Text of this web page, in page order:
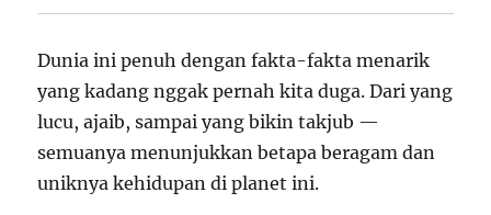
Dunia ini penuh dengan fakta-fakta menarik
yang kadang nggak pernah kita duga. Dari yang
lucu, ajaib, sampai yang bikin takjub —
semuanya menunjukkan betapa beragam dan
uniknya kehidupan di planet ini.